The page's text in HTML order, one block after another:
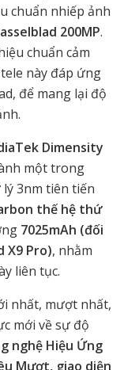
chuẩn nhiếp ảnh
200MP.
chuẩn cảm
này đáp ứng
để mang lại độ
Dimensity
một trong
3nm tiên tiến
thế hệ thứ
7025mAh (đối
X9 Pro), nhằm
liên tục.
nhất, mượt nhất,
mới về sự độ
nghệ Hiệu Ứng
Mượt, giao diện